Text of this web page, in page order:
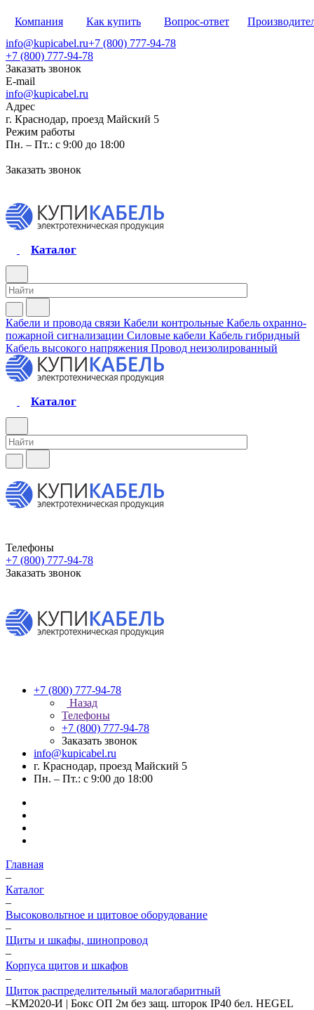
Компания Как купить Вопрос-ответ
info@kupicabel.ru+7 (800) 777-94-78
+7 (800) 777-94-78
Заказать звонок
E-mail
info@kupicabel.ru
Адрес
г. Краснодар, проезд Майский 5
Режим работы
Пн. – Пт.: с 9:00 до 18:00
Заказать звонок
Каталог
Кабели и провода связи Кабели контрольные Кабель охранно-
пожарной сигнализации Силовые кабели Кабель гибридный
Кабель высокого напряжения Провод неизолированный
Каталог
Телефоны
+7 (800) 777-94-78
Заказать звонок
+7 (800) 777-94-78
Назад
Телефоны
+7 (800) 777-94-78
Заказать звонок
info@kupicabel.ru
г. Краснодар, проезд Майский 5
Пн. – Пт.: с 9:00 до 18:00
Главная
–
Каталог
–
Высоковольтное и щитовое оборудование
–
Щиты и шкафы, шинопровод
–
Корпуса щитов и шкафов
–
Щиток распределительный малогабаритный
–КМ2020-И | Бокс ОП 2м без защ. шторок IP40 бел. HEGEL